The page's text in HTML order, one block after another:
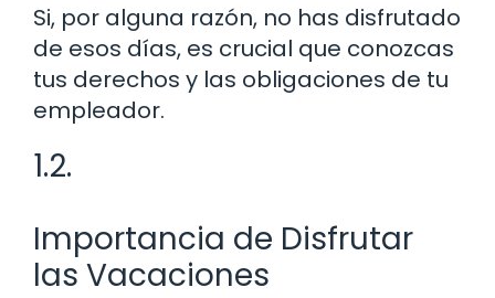
Si, por alguna razón, no has disfrutado
de esos días, es crucial que conozcas
tus derechos y las obligaciones de tu
empleador.
1.2.
Importancia de Disfrutar
las Vacaciones